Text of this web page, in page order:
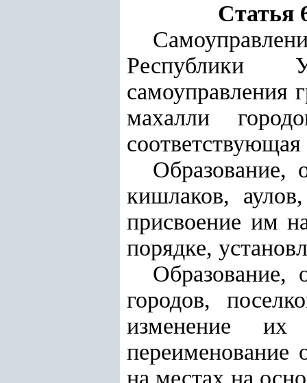
Статья
Республики
самоуправления
махалли
Образование,
кишлаков,
присвоение им
порядке,
Образование,
городов,
изменение
переименование
на местах на